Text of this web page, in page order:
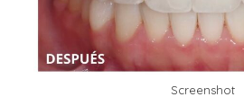
Screenshot